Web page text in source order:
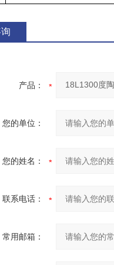
产品：
您的单位：
您的姓名：
联系电话：
常用邮箱：